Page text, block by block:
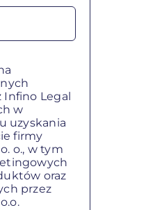
Legal
w
uzyskania
firmy
o., w tym
oraz
przez